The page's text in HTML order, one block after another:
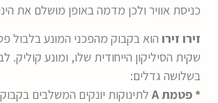
כניסת אוויר ולכן מדמה באופן מושלם את
זירו זירו הוא בקבוק מהפכני המונע בלבול
שקית הסיליקון הייחודית שלו, ומונע קוליק.
בשלושה גדלים:
* פטמת A לתינוקות יונקים המשלבים בקבוק